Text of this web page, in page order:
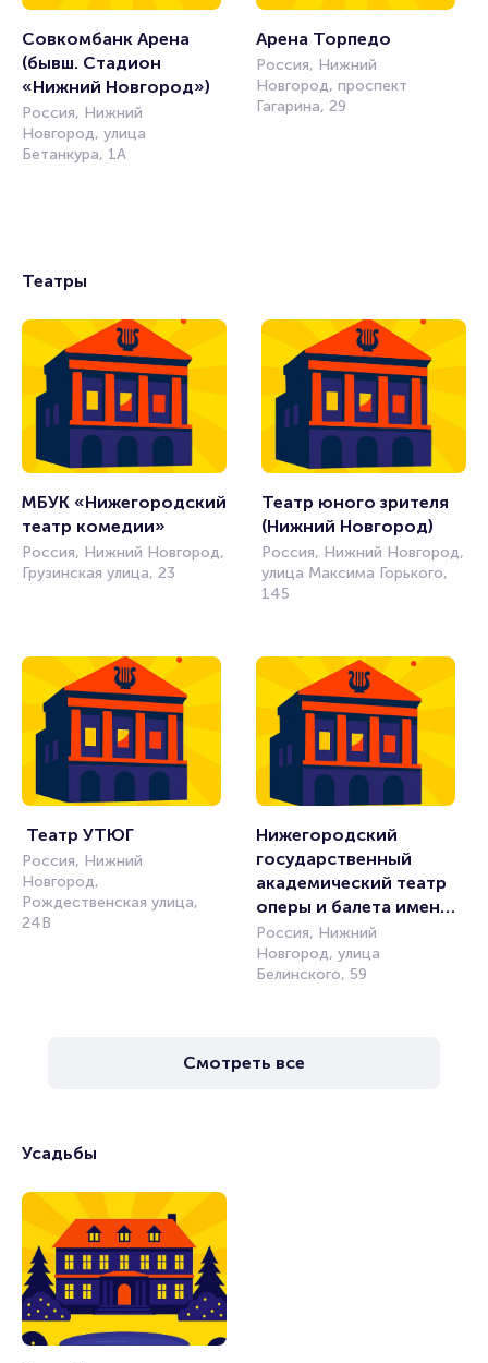
Совкомбанк Арена
(бывш. Стадион
«Нижний Новгород»)
Россия, Нижний
Новгород, улица
Бетанкура, 1А
Арена Торпедо
Россия, Нижний
Новгород, проспект
Гагарина, 29
Театры
МБУК «Нижегородский
театр комедии»
Россия, Нижний Новгород,
Грузинская улица, 23
Театр юного зрителя
(Нижний Новгород)
Россия, Нижний Новгород,
улица Максима Горького,
145
Театр УТЮГ
Россия, Нижний
Новгород,
Рождественская улица,
24В
Нижегородский
государственный
академический театр
оперы и балета имени
А. С. Пушкина
Россия, Нижний
Новгород, улица
Белинского, 59
Смотреть все
Усадьбы